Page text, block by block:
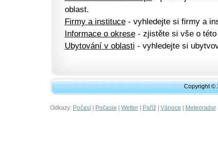
oblast.
Firmy a instituce- vyhledejte si firmy a
Informace o okrese- zjistěte si vše o této
Ubytování v oblasti - vyhledejte si
Copyright ©
Odkazy: Počasí| Počasie | Wetter| Paříž| Vánoce | Meteoradar